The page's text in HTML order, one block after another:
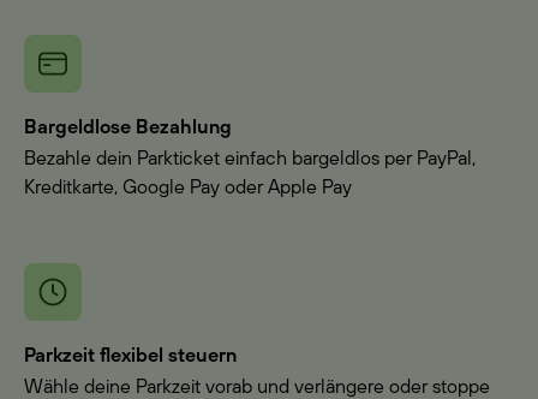
Bargeldlose Bezahlung
Bezahle dein Parkticket einfach bargeldlos per PayPal,
Kreditkarte, Google Pay oder Apple Pay
Parkzeit flexibel steuern
Wähle deine Parkzeit vorab und verlängere oder stoppe